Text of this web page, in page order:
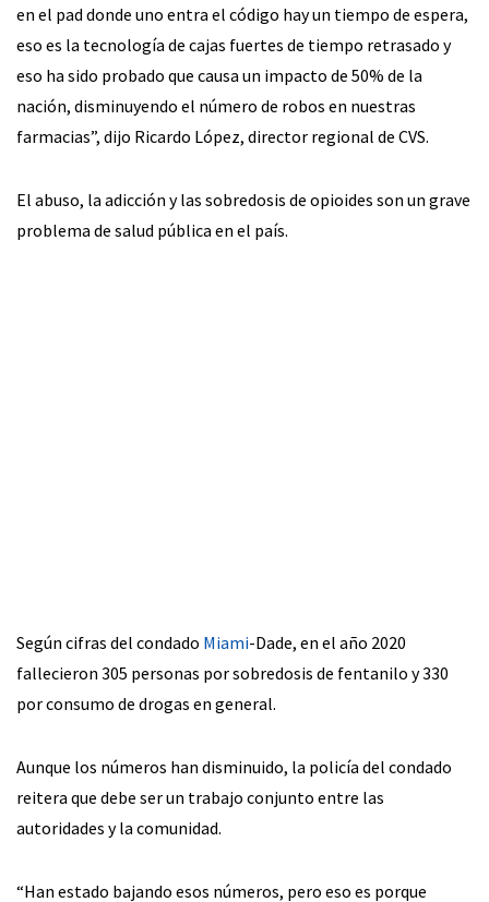
en el pad donde uno entra el código hay un tiempo de espera,
eso es la tecnología de cajas fuertes de tiempo retrasado y
eso ha sido probado que causa un impacto de 50% de la
nación, disminuyendo el número de robos en nuestras
farmacias”, dijo Ricardo López, director regional de CVS.
El abuso, la adicción y las sobredosis de opioides son un grave
problema de salud pública en el país.
Según cifras del condado Miami-Dade, en el año 2020
fallecieron 305 personas por sobredosis de fentanilo y 330
por consumo de drogas en general.
Aunque los números han disminuido, la policía del condado
reitera que debe ser un trabajo conjunto entre las
autoridades y la comunidad.
“Han estado bajando esos números, pero eso es porque